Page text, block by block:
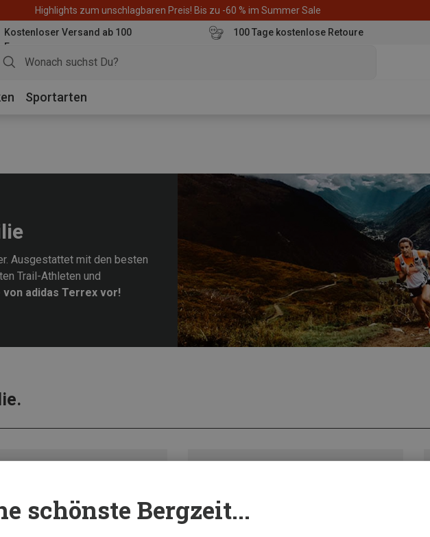
Highlights zum unschlagbaren Preis! Bis zu -60 % im Summer Sale
Kostenloser Versand ab 100
Euro
100 Tage kostenlose Retoure
Sportarten
Ausgestattet mit den besten
Trail-Athleten und
adidas Terrex vor!
schönste Bergzeit...